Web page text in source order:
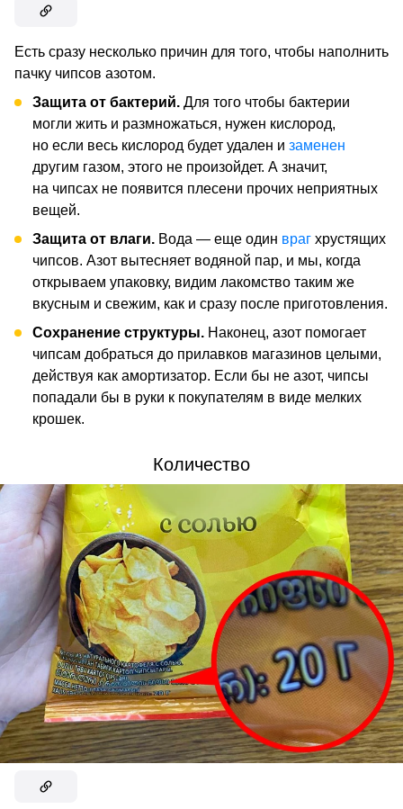
Есть сразу несколько причин для того, чтобы наполнить
пачку чипсов азотом.
Защита от бактерий. Для того чтобы бактерии
могли жить и размножаться, нужен кислород,
но если весь кислород будет удален и заменен
другим газом, этого не произойдет. А значит,
на чипсах не появится плесени прочих неприятных
вещей.
Защита от влаги. Вода — еще один враг хрустящих
чипсов. Азот вытесняет водяной пар, и мы, когда
открываем упаковку, видим лакомство таким же
вкусным и свежим, как и сразу после приготовления.
Сохранение структуры. Наконец, азот помогает
чипсам добраться до прилавков магазинов целыми,
действуя как амортизатор. Если бы не азот, чипсы
попадали бы в руки к покупателям в виде мелких
крошек.
Количество